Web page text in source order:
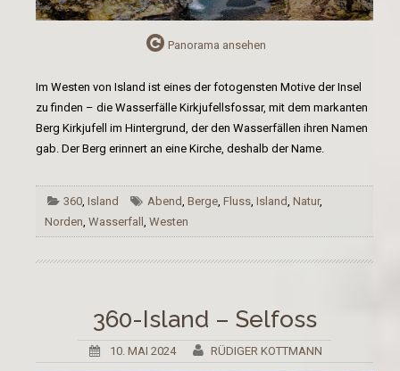
Panorama ansehen
Im Westen von Island ist eines der fotogensten Motive der Insel
zu finden – die Wasserfälle Kirkjufellsfossar, mit dem markanten
Berg Kirkjufell im Hintergrund, der den Wasserfällen ihren Namen
gab. Der Berg erinnert an eine Kirche, deshalb der Name.
360 ,Island Abend Berge, Fluss, Island Natur,
Norden Wasserfall Westen
360-Island – Selfoss
10. MAI 2024 RÜDIGER KOTTMANN